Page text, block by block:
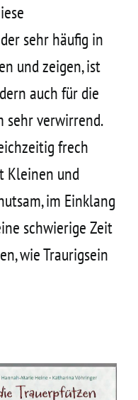
sehr häufig in
und zeigen, ist
auch für die
sehr verwirrend.
frech
Kleinen und
im Einklang
schwierige Zeit
wie Traurigsein